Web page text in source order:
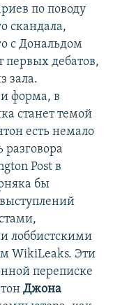
по поводу
скандала,
с Дональдом
первых дебатов,
зала.
форма, в
станет темой
есть немало
разговора
Post в
бы
лоббистскими
WikiLeaks. Эти
переписке
Джона